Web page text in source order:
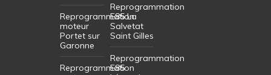
Reprogrammation
moteur
Portet sur
Garonne
Reprogrammation
Reprogrammation
E85 La
Salvetat
Saint Gilles
Reprogrammation
E85